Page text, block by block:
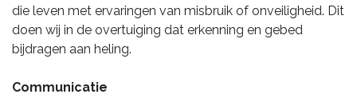
die leven met ervaringen van misbruik of onveiligheid. Dit
doen wij in de overtuiging dat erkenning en gebed
bijdragen aan heling.
Communicatie